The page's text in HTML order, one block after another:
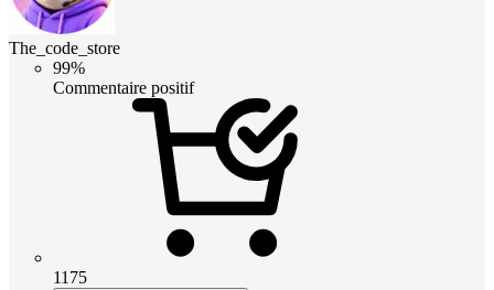
The_code_store
99%
Commentaire positif
1175